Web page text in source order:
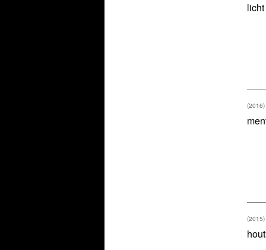
(2016)
(2015)